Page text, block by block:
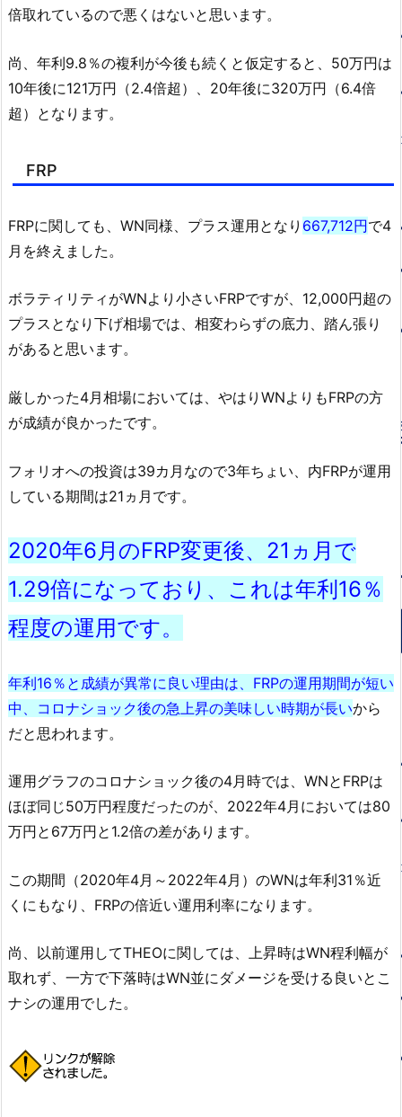
倍取れているので悪くはないと思います。
尚、年利9.8％の複利が今後も続くと仮定すると、50万円は
10年後に121万円（2.4倍超）、20年後に320万円（6.4倍
超）となります。
FRP
FRPに関しても、WN同様、プラス運用となり 667,712円で4
月を終えました。
ボラティリティがWNより小さいFRPですが、12,000円超の
プラスとなり下げ相場では、相変わらずの底力、踏ん張り
があると思います。
厳しかった4月相場においては、やはりWNよりもFRPの方
が成績が良かったです。
フォリオへの投資は39カ月なので3年ちょい、内FRPが運用
している期間は21ヵ月です。
2020年6月のFRP変更後、21ヵ月で
1.29倍になっており、これは年利16％
程度の運用です。
年利16％と成績が異常に良い理由は、FRPの運用期間が短い
中、コロナショック後の急上昇の美味しい時期が長いから
だと思われます。
運用グラフのコロナショック後の4月時では、WNとFRPは
ほぼ同じ50万円程度だったのが、2022年4月においては80
万円と67万円と1.2倍の差があります。
この期間（2020年4月～2022年4月）のWNは年利31％近
くにもなり、FRPの倍近い運用利率になります。
尚、以前運用してTHEOに関しては、上昇時はWN程利幅が
取れず、一方で下落時はWN並にダメージを受ける良いとこ
ナシの運用でした。